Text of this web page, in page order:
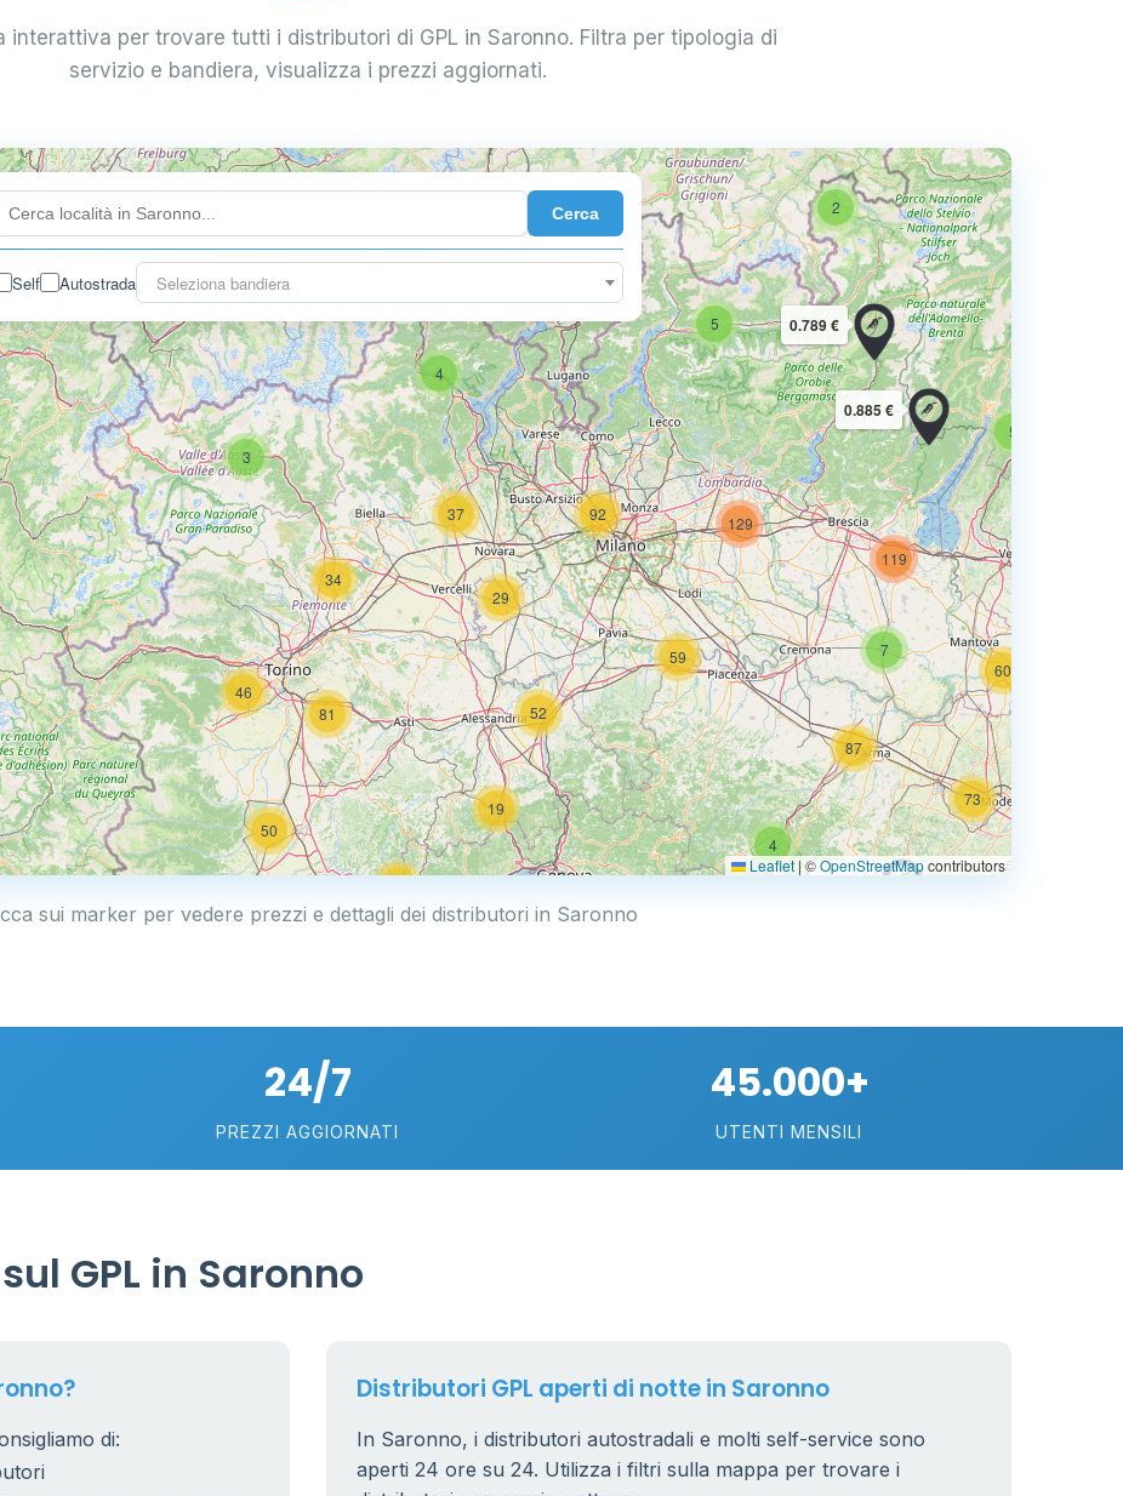
interattiva per trovare tutti i distributori di GPL in Saronno. Filtra per tipologia di
servizio e bandiera, visualizza i prezzi aggiornati.
Cerca
Self Autostrada Seleziona bandiera
34
3
37
2
46
50
29
19
52
81
5
4
87
4
5
92
59 7
129
119
60
73
21
0.885 €
0.789 €
0.769 €
Leaflet | ©OpenStreetMapcontributors
sui marker per vedere prezzi e dettagli dei distributori in Saronno
24/7
PREZZI AGGIORNATI
45.000+
UTENTI MENSILI
GPL in Saronno
di:
Distributori GPL aperti di notte in Saronno
In Saronno, i distributori autostradali e molti self-service sono
aperti 24 ore su 24. Utilizza i filtri sulla mappa per trovare i